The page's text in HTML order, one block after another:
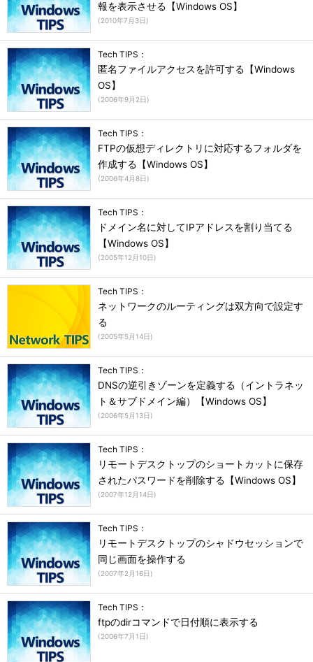
報を表示させる【Windows OS】
(2010年7月3日)
Tech TIPS：
匿名ファイルアクセスを許可する【Windows
OS】
(2006年9月2日)
Tech TIPS：
FTPの仮想ディレクトリに対応するフォルダを
作成する【Windows OS】
(2006年4月8日)
Tech TIPS：
ドメイン名に対してIPアドレスを割り当てる
【Windows OS】
(2005年12月10日)
Tech TIPS：
ネットワークのルーティングは双方向で設定す
る
(2005年5月14日)
Tech TIPS：
DNSの逆引きゾーンを定義する（イントラネッ
ト＆サブドメイン編）【Windows OS】
(2006年5月13日)
Tech TIPS：
リモートデスクトップのショートカットに保存
されたパスワードを削除する【Windows OS】
(2007年12月14日)
Tech TIPS：
リモートデスクトップのシャドウセッションで
同じ画面を操作する
(2007年2月16日)
Tech TIPS：
ftpのdirコマンドで日付順に表示する
(2006年7月1日)